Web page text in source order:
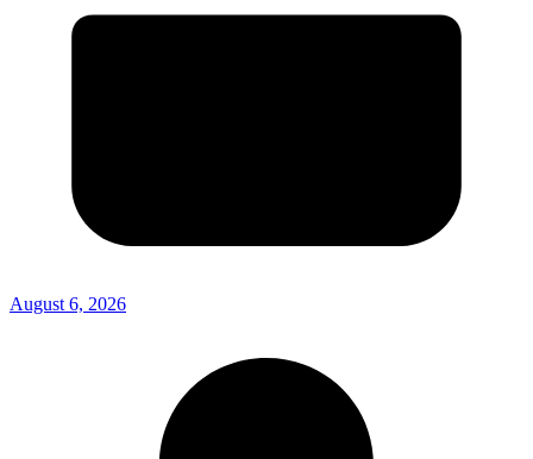
August 6, 2026